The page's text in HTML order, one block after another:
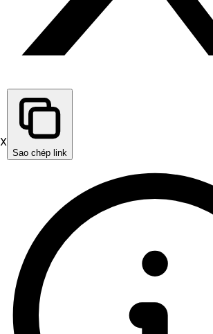
X
Sao chép link